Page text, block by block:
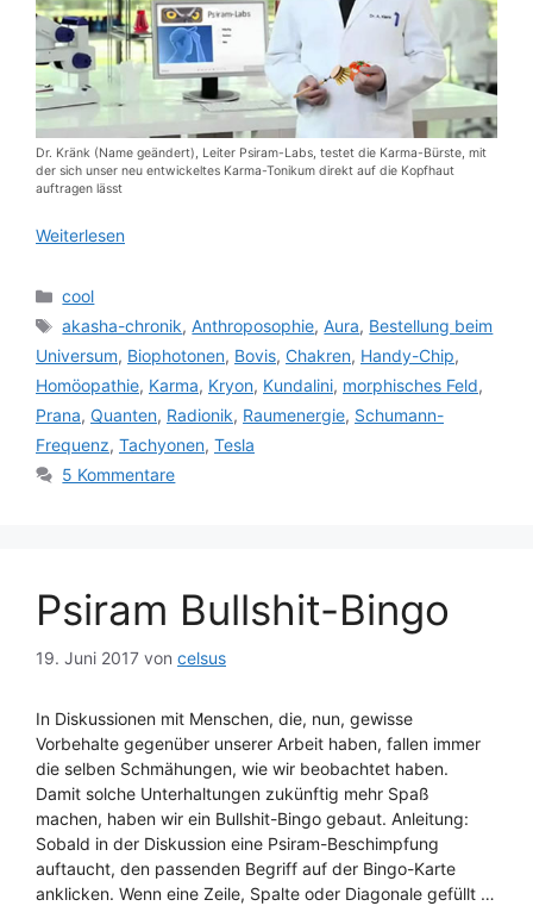
Dr. Kränk (Name geändert), Leiter Psiram-Labs, testet die Karma-Bürste, mit
der sich unser neu entwickeltes Karma-Tonikum direkt auf die Kopfhaut
auftragen lässt
Weiterlesen
Kategorien
cool
Schlagwörter
akasha-chronik,Anthroposophie,Aura, Bestellung beim
Universum, Biophotonen, Bovis, Chakren, Handy-Chip,
Homöopathie, Karma, Kryon, Kundalini, morphisches Feld,
Prana, Quanten, Radionik, Raumenergie, Schumann-
Frequenz, Tachyonen, Tesla
5 Kommentare
Psiram Bullshit-Bingo
19. Juni 2017 von celsus
In Diskussionen mit Menschen, die, nun, gewisse
Vorbehalte gegenüber unserer Arbeit haben, fallen immer
die selben Schmähungen, wie wir beobachtet haben.
Damit solche Unterhaltungen zukünftig mehr Spaß
machen, haben wir ein Bullshit-Bingo gebaut. Anleitung:
Sobald in der Diskussion eine Psiram-Beschimpfung
auftaucht, den passenden Begriff auf der Bingo-Karte
anklicken. Wenn eine Zeile, Spalte oder Diagonale gefüllt …